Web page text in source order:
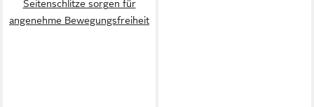
Seitenschlitze sorgen für
angenehme Bewegungsfreiheit